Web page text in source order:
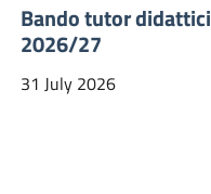
Bando tutor didattici
2026/27
31 July 2026